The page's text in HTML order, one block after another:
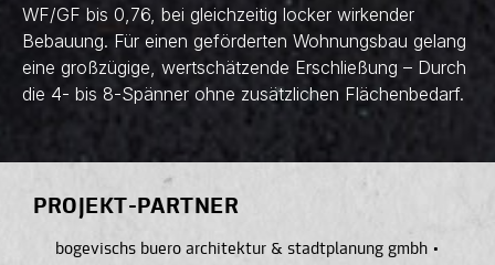
WF/GF bis 0,76, bei gleichzeitig locker wirkender
Bebauung. Für einen geförderten Wohnungsbau gelang
eine großzügige, wertschätzende Erschließung – Durch
die 4- bis 8-Spänner ohne zusätzlichen Flächenbedarf.
PROJEKT-PARTNER
bogevischs buero architektur & stadtplanung gmbh •